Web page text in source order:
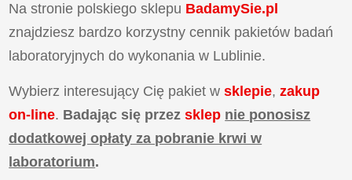
Na stronie polskiego sklepu BadamySie.pl
znajdziesz bardzo korzystny cennik pakietów badań
laboratoryjnych do wykonania w Lublinie.
Wybierz interesujący Cię pakiet wsklepie, zakup
on-line. Badając się przezsklep nie ponosisz
dodatkowej opłaty za pobranie krwi w
laboratorium.